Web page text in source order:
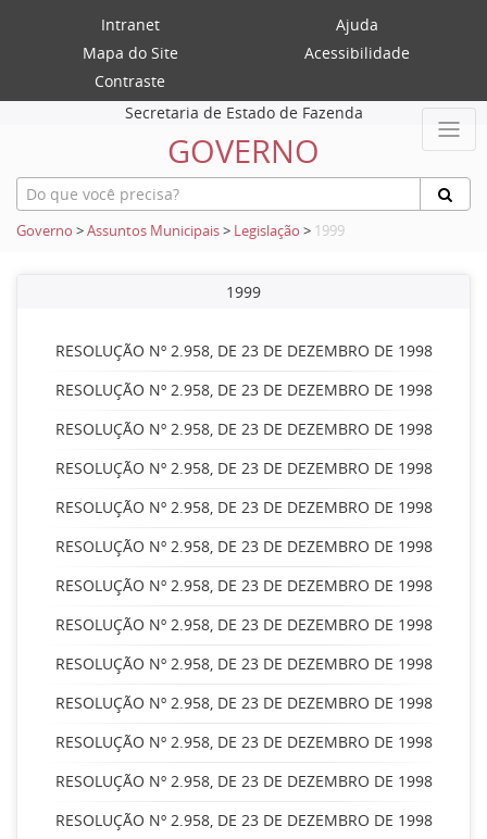
Intranet
Ajuda
Mapa do Site
Acessibilidade
Contraste
Secretaria de Estado de Fazenda
GOVERNO
Governo >Assuntos Municipais> Legislação > 1999
1999
RESOLUÇÃO Nº 2.958, DE 23 DE DEZEMBRO DE 1998
RESOLUÇÃO Nº 2.958, DE 23 DE DEZEMBRO DE 1998
RESOLUÇÃO Nº 2.958, DE 23 DE DEZEMBRO DE 1998
RESOLUÇÃO Nº 2.958, DE 23 DE DEZEMBRO DE 1998
RESOLUÇÃO Nº 2.958, DE 23 DE DEZEMBRO DE 1998
RESOLUÇÃO Nº 2.958, DE 23 DE DEZEMBRO DE 1998
RESOLUÇÃO Nº 2.958, DE 23 DE DEZEMBRO DE 1998
RESOLUÇÃO Nº 2.958, DE 23 DE DEZEMBRO DE 1998
RESOLUÇÃO Nº 2.958, DE 23 DE DEZEMBRO DE 1998
RESOLUÇÃO Nº 2.958, DE 23 DE DEZEMBRO DE 1998
RESOLUÇÃO Nº 2.958, DE 23 DE DEZEMBRO DE 1998
RESOLUÇÃO Nº 2.958, DE 23 DE DEZEMBRO DE 1998
RESOLUÇÃO Nº 2.958, DE 23 DE DEZEMBRO DE 1998